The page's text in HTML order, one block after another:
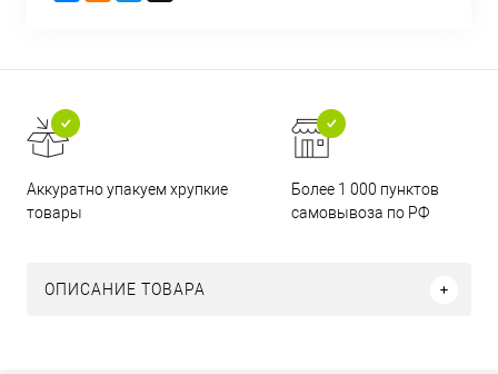
Аккуратно упакуем хрупкие
товары
Более 1 000 пунктов
самовывоза по РФ
ОПИСАНИЕ ТОВАРА